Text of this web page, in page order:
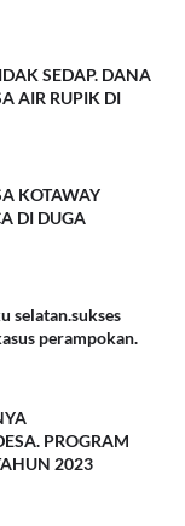
SEDAP. DANA
AIR RUPIK DI
KOTAWAY
DI DUGA
selatan.sukses
perampokan.
PROGRAM
2023